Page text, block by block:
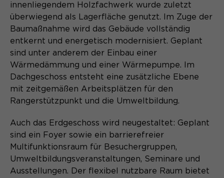
Zweck
PHPs Standard Sitzungs- Identifikation
(Formulare).
be_typo_user
Anbieter TYPO3
Zweck
Dieser Cookie teilt der Webseite mit,
ob ein Besucher im Typo3-Backend
angemeldet ist und die Rechte besitzt
diese zu verwalten.
Name _pk_ref.*
Anbieter Matomo
Laufzeit 6 Monate
Zweck Speichert die Herkunft des Besuchers.
Name MATOMO_SESSID
Anbieter Matomo
Sitzung
innenliegendem Holzfachwerk wurde zuletzt
überwiegend als Lagerfläche genutzt. Im Zuge der
Baumaßnahme wird das Gebäude vollständig
entkernt und energetisch modernisiert. Geplant
sind unter anderem der Einbau einer
Wärmedämmung und einer Wärmepumpe. Im
Dachgeschoss entsteht eine zusätzliche Ebene
mit zeitgemäßen Arbeitsplätzen für den
Rangerstützpunkt und die Umweltbildung.
Auch das Erdgeschoss wird neugestaltet: Geplant
sind ein Foyer sowie ein barrierefreier
Multifunktionsraum für Besuchergruppen,
Umweltbildungsveranstaltungen, Seminare und
Ausstellungen. Der flexibel nutzbare Raum bietet